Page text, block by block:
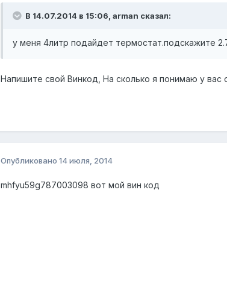
В 14.07.2014 в 15:06, arman сказал:
у меня 4литр подайдет термостат.подскажите
Напишите свой Винкод, На сколько я понимаю у вас
Опубликовано 14 июля, 2014
mhfyu59g787003098 вот мой вин код